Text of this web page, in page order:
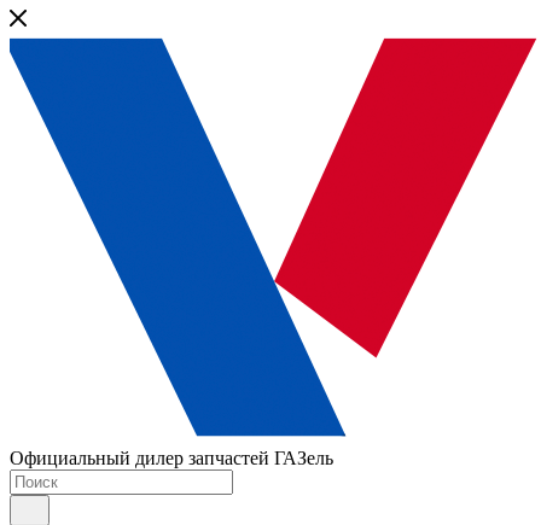
Официальный дилер запчастей ГАЗель